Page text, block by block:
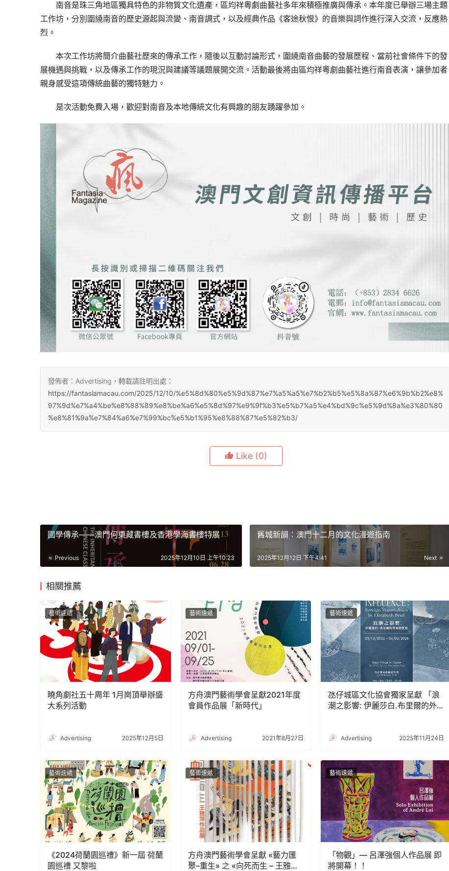
南音是珠三角地區獨具特色的非物質文化遺產，區均祥粵劇曲藝社多年來積極推廣與傳承。本年度已舉辦三場主題
工作坊，分別圍繞南音的歷史源起與流變、南音調式，以及經典作品《客途秋恨》的音樂與詞作進行深入交流，反應熱
烈。
本次工作坊將簡介曲藝社歷來的傳承工作，隨後以互動討論形式，圍繞南音曲藝的發展歷程、當前社會條件下的發
展機遇與挑戰，以及傳承工作的現況與建議等議題展開交流。活動最後將由區均祥粵劇曲藝社進行南音表演，讓參加者
親身感受這項傳統曲藝的獨特魅力。
是次活動免費入場，歡迎對南音及本地傳統文化有興趣的朋友踴躍參加。
發佈者：Advertising，轉載請註明出處：
https://fantasiamacau.com/2025/12/10/%e5%8d%80%e5%9d%87%e7%a5%a5%e7%b2%b5%e5%8a%87%e6%9b%b2%e8%
97%9d%e7%a4%be%e8%88%89%e8%be%a6%e5%8d%97%e9%9f%b3%e5%b7%a5%e4%bd%9c%e5%9d%8a%e3%80%80
%e8%81%9a%e7%84%a6%e7%99%bc%e5%b1%95%e8%88%87%e5%82%b3/
Like (0)
國學傳承——澳門何東藏書樓及香港學海書樓特展
Previous 2025年12月10日 上午10:23
舊城新韻：澳門十二月的文化漫遊指南
Next
2025年12月12日 下午4:41
相關推薦
藝術速遞
曉角劇社五十周年 1月崗頂舉辦盛
大系列活動
Advertising 2025年12月5日
藝術速遞
方舟澳門藝術學會呈獻2021年度
會員作品展「新時代」
Advertising 2021年8月27日
藝術速遞
氹仔城區文化協會獨家呈獻 「浪
潮之影響: 伊麗莎白.布里爾的外
Advertising 2025年11月24日
藝術速遞
《2024荷蘭園巡禮》新一屆 荷蘭
園巡禮 又黎啦
藝術速遞
方舟澳門藝術學會呈獻 «藝力匯
聚–重生» 之 «向死而生 – 王雅萍
藝術速遞
「物觀」— 呂澤強個人作品展 即
將開幕！！